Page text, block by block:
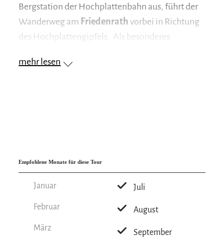
Bergstation der Hochplattenbahn aus, führt der
Wanderweg am Friedenrath vorbei in Richtung
des Hochplattengipfels. Als besonderes
atemberaubende Ausblicke – vom glitzernden
Typische Almbrotzeit
Atemberaubende Ausblicke
mehr lesen
Empfohlene Monate für diese Tour
Januar
Februar
März
Juli
August
September